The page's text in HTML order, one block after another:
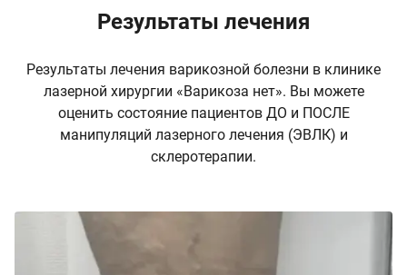
Результаты лечения
Результаты лечения варикозной болезни в клинике
лазерной хирургии «Варикоза нет». Вы можете
оценить состояние пациентов ДО и ПОСЛЕ
манипуляций лазерного лечения (ЭВЛК) и
склеротерапии.